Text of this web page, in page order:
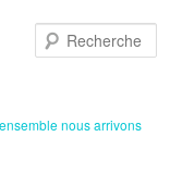
nous arrivons